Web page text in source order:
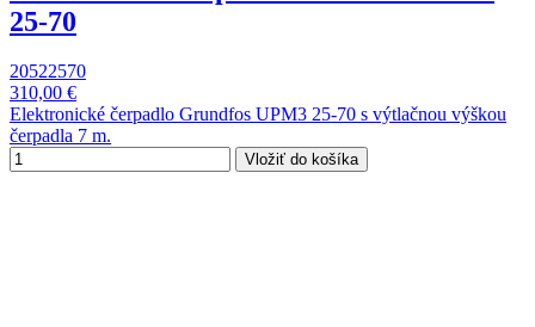
25-70
20522570
310,00 €
Elektronické čerpadlo Grundfos UPM3 25-70 s výtlačnou výškou
čerpadla 7 m.
Vložiť do košíka